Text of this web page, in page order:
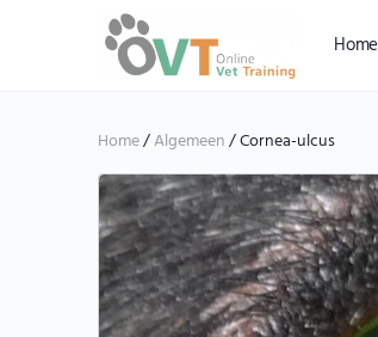
Home
Home/Algemeen/ Cornea-ulcus